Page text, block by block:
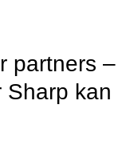
partners –
Sharp kan